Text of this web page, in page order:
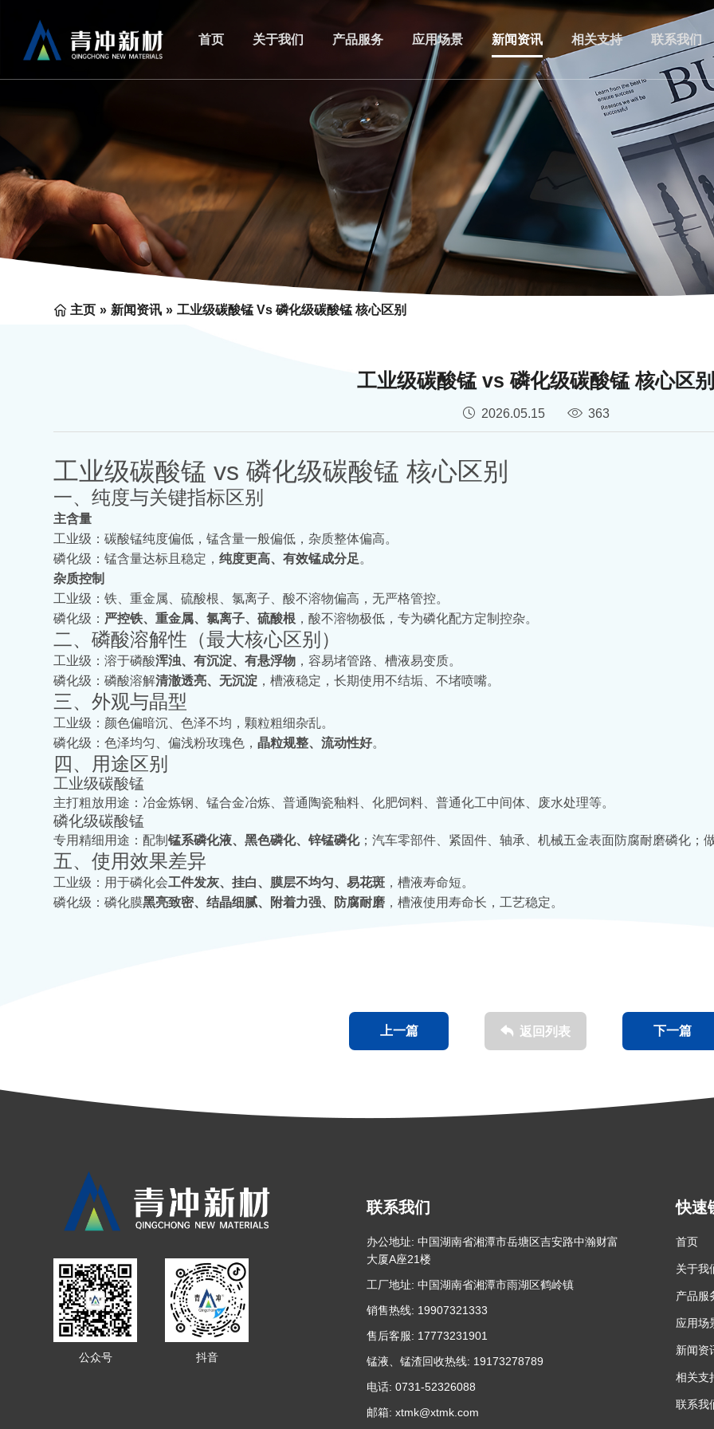
首页 关于我们 产品服务 应用场景 新闻资讯 相关支持 联系我们
主页 » 新闻资讯 » 工业级碳酸锰 Vs 磷化级碳酸锰 核心区别
工业级碳酸锰 vs 磷化级碳酸锰 核心区别
2026.05.15 363
工业级碳酸锰 vs 磷化级碳酸锰 核心区别
一、纯度与关键指标区别
主含量
工业级：碳酸锰纯度偏低，锰含量一般偏低，杂质整体偏高。
磷化级：锰含量达标且稳定，纯度更高、有效锰成分足 。
杂质控制
工业级：铁、重金属、硫酸根、氯离子、酸不溶物偏高，无严格管控。
磷化级： 严控铁、重金属、氯离子、硫酸根 ，酸不溶物极低，专为磷化配方定制控杂。
二、磷酸溶解性（最大核心区别）
工业级：溶于磷酸浑浊、有沉淀、有悬浮物 ，容易堵管路、槽液易变质。
磷化级：磷酸溶解清澈透亮、无沉淀 ，槽液稳定，长期使用不结垢、不堵喷嘴。
三、外观与晶型
工业级：颜色偏暗沉、色泽不均，颗粒粗细杂乱。
磷化级：色泽均匀、偏浅粉玫瑰色，晶粒规整、流动性好。
四、用途区别
工业级碳酸锰
主打粗放用途：冶金炼钢、锰合金冶炼、普通陶瓷釉料、化肥饲料、普通化工中间体、废水处理等。
磷化级碳酸锰
专用精细用途：配制锰系磷化液、黑色磷化、锌锰磷化；汽车零部件、紧固件、轴承、机械五金表面防腐耐磨磷化；
五、使用效果差异
工业级：用于磷化会工件发灰、挂白、膜层不均匀、易花斑 ，槽液寿命短。
磷化级：磷化膜黑亮致密、结晶细腻、附着力强、防腐耐磨 ，槽液使用寿命长，工艺稳定。
上一篇 返回列表 下一篇
公众号 抖音
联系我们
办公地址: 中国湖南省湘潭市岳塘区吉安路中瀚财富
大厦A座21楼
工厂地址: 中国湖南省湘潭市雨湖区鹤岭镇
销售热线: 19907321333
售后客服: 17773231901
锰液、锰渣回收热线: 19173278789
电话: 0731-52326088
邮箱:xtmk@xtmk.com
快速
首页
关于我
产品服
应用场
新闻资
相关支
联系我